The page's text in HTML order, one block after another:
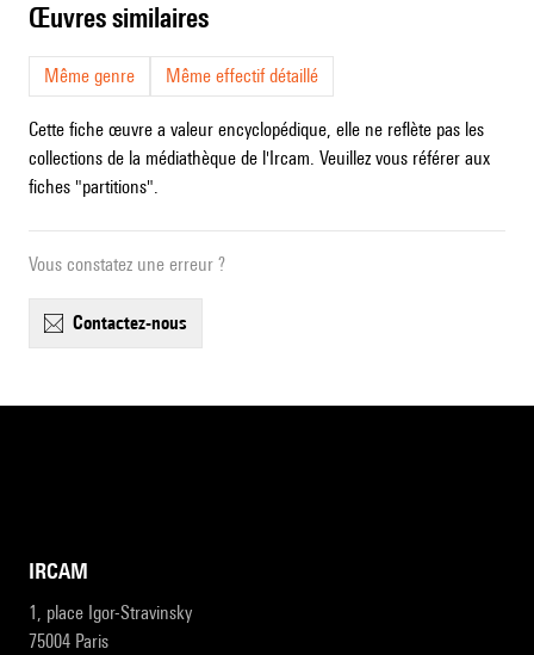
œuvres similaires
Même genre Même effectif détaillé
Cette fiche œuvre a valeur encyclopédique, elle ne reflète pas les
collections de la médiathèque de l'Ircam. Veuillez vous référer aux
fiches "partitions".
Vous constatez une erreur ?
contactez-nous
IRCAM
1, place Igor-Stravinsky
75004 Paris